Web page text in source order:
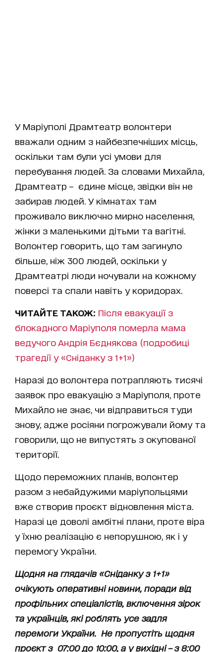
У Маріуполі Драмтеатр волонтери
вважали одним з найбезпечніших місць,
оскільки там були усі умови для
перебування людей. За словами Михайла,
Драмтеатр – єдине місце, звідки він не
забирав людей. У кімнатах там
проживало виключно мирно населення,
жінки з маленькими дітьми та вагітні.
Волонтер говорить, що там загинуло
більше, ніж 300 людей, оскільки у
Драмтеатрі люди ночували на кожному
поверсі та спали навіть у коридорах.
ЧИТАЙТЕ ТАКОЖ: Після евакуації з
блокадного Маріуполя померла мама
ведучого Андрія Бєднякова (подробиці
трагедії у «Сніданку з 1+1»)
Наразі до волонтера потрапляють тисячі
заявок про евакуацію з Маріуполя, проте
Михайло не знає, чи відправиться туди
знову, адже росіяни погрожували йому та
говорили, що не випустять з окупованої
території.
Щодо переможних планів, волонтер
разом з небайдужими маріупольцями
вже створив проєкт відновлення міста.
Наразі це доволі амбітні плани, проте віра
у їхню реалізацію є непорушною, як і у
перемогу України.
Щодня на глядачів «Сніданку з 1+1»
очікують оперативні новини, поради від
профільних спеціалістів, включення зірок
та українців, які роблять усе задля
перемоги України. Не пропустіть щодня
проєкт з 07:00 до 10:00, а у вихідні – з 8:00